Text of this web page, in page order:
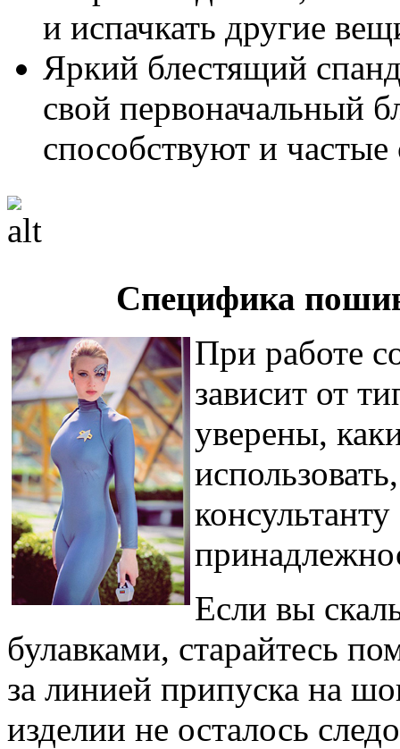
и испачкать другие
Яркий блестящий
свой первоначальный
способствуют и частые
Специфика
При работе
зависит от
уверены,
Если вы
булавками, старайтесь
за линией припуска на
изделии не осталось